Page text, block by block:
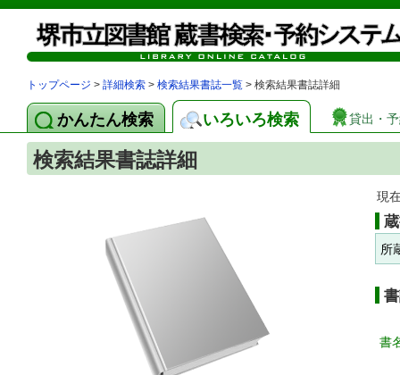
トップページ > 詳細検索 > 検索結果書誌一覧 > 検索結果書誌詳細
かんたん検索 いろいろ検索 貸出・
検索結果書誌詳細
現
所
書